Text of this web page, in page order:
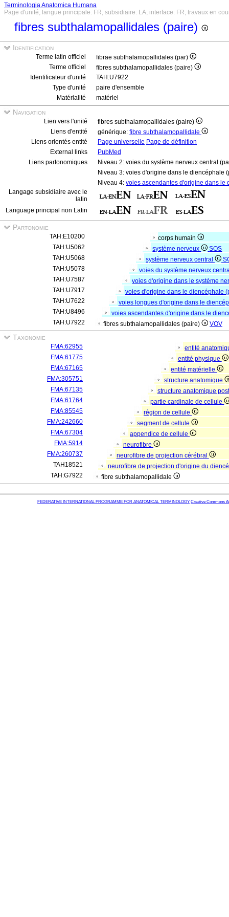
Terminologia Anatomica Humana
Page d'unité, langue principale: FR, subsidiaire: LA, interface: FR, travaux en
fibres subthalamopallidales (paire)
Identification
Terme latin officiel
fibrae subthalamopallidales (par)
Terme officiel
fibres subthalamopallidales (paire)
Identificateur d'unité
TAH:U7922
Type d'unité
paire d'ensemble
Matérialité
matériel
Navigation
Lien vers l'unité
fibres subthalamopallidales (paire)
Liens d'entité
générique: fibre subthalamopallidale
Liens orientés entité
Page universelle Page de définition
External links
PubMed
Liens partonomiques
Niveau 2: voies du système nerveux central
Niveau 3: voies d'origine dans le diencéphale
Niveau 4: voies ascendantes d'origine dans le
Langage subsidiaire avec le
latin
Language principal non Latin
Partonomie
TAH:E10200
corps humain
TAH:U5062
système nerveux
SOS
TAH:U5068
système nerveux central
TAH:U5078
voies du système nerveux
TAH:U7587
voies d'origine dans le système
TAH:U7917
voies d'origine dans le diencéphale
TAH:U7622
voies longues d'origine dans le
TAH:U8496
voies ascendantes d'origine dans le
TAH:U7922
fibres subthalamopallidales (paire) VOV
Taxonomie
FMA:62955
entité
FMA:61775
entité physique
FMA:67165
entité matérielle
FMA:305751
structure anatomique
FMA:67135
structure anatomique
FMA:61764
partie cardinale de cellule
FMA:85545
région de cellule
FMA:242660
segment de cellule
FMA:67304
appendice de cellule
FMA:5914
neurofibre
FMA:260737
neurofibre de projection cérébral
TAH18521
neurofibre de projection d'origine du
TAH:G7922
fibre subthalamopallidale
FEDERATIVE INTERNATIONAL PROGRAMME FOR ANATOMICAL TERMINOLOGY Creative Commons